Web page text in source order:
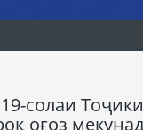
солаи
оғоз